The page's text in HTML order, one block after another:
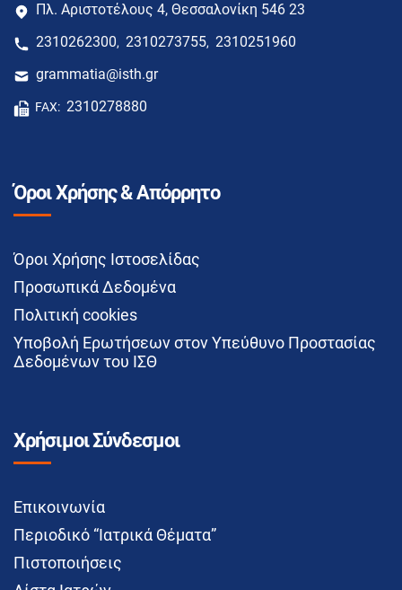
Πλ. Αριστοτέλους 4, Θεσσαλονίκη 546 23
2310262300, 2310273755, 2310251960
grammatia@isth.gr
FAX: 2310278880
Όροι Χρήσης & Απόρρητο
Όροι Χρήσης Ιστοσελίδας
Προσωπικά Δεδομένα
Πολιτική cookies
Υποβολή Ερωτήσεων στον Υπεύθυνο Προστασίας
Δεδομένων του ΙΣΘ
Χρήσιμοι Σύνδεσμοι
Επικοινωνία
Περιοδικό “Ιατρικά Θέματα”
Πιστοποιήσεις